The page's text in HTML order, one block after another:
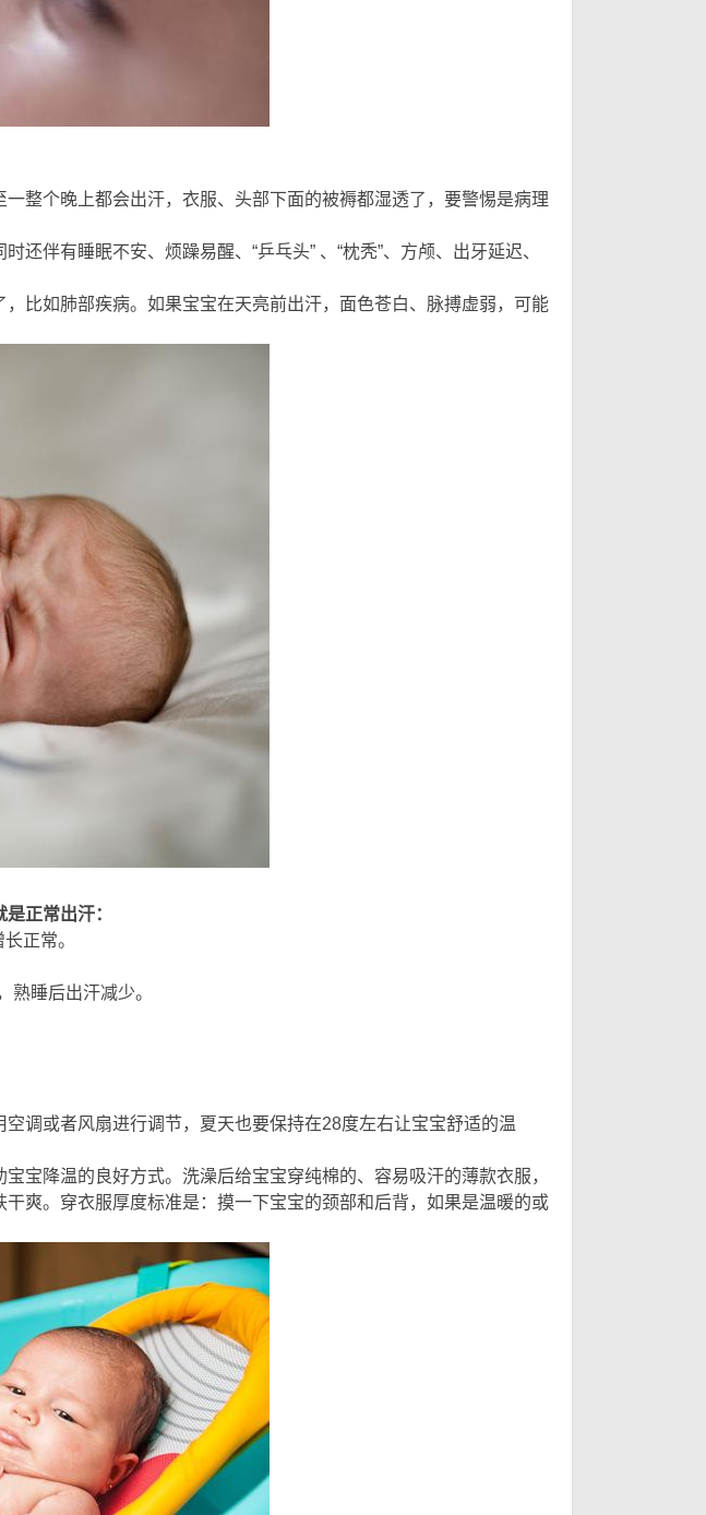
整个晚上都会出汗，衣服、头部下面的被褥都湿透了，要警惕是病理
伴有睡眠不安、烦躁易醒、“乒乓头” 、“枕秃”、方颅、出牙延迟、
比如肺部疾病。如果宝宝在天亮前出汗，面色苍白、脉搏虚弱，可能
正常出汗：
正常。
熟睡后出汗减少。
调或者风扇进行调节，夏天也要保持在28度左右让宝宝舒适的温
宝降温的良好方式。洗澡后给宝宝穿纯棉的、容易吸汗的薄款衣服，
爽。穿衣服厚度标准是：摸一下宝宝的颈部和后背，如果是温暖的或